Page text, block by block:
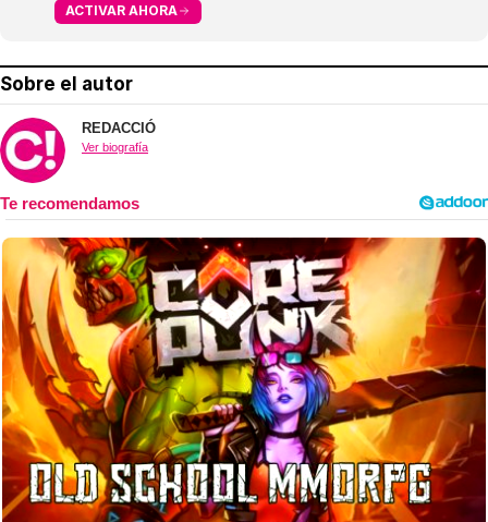
ACTIVAR AHORA
Sobre el autor
REDACCIÓ
Ver biografía